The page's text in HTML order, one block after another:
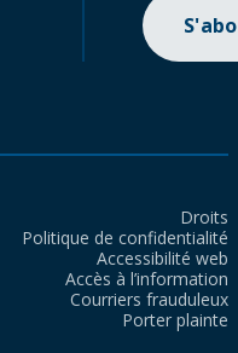
Droits
Politique de confidentialité
Accessibilité web
Accès à l’information
Courriers frauduleux
Porter plainte